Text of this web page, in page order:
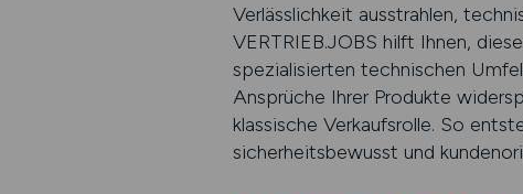
Verlässlichkeit ausstrahlen,
VERTRIEB.JOBS hilft Ihnen,
spezialisierten technischen
Ansprüche Ihrer Produkte
klassische Verkaufsrolle. So
sicherheitsbewusst und